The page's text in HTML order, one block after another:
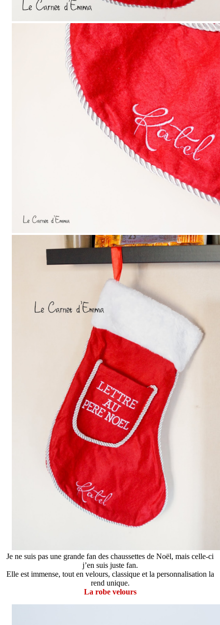
Je ne suis pas une grande fan des chaussettes de Noël, mais celle-ci
j’en suis juste fan.
Elle est immense, tout en velours, classique et la personnalisation la
rend unique.
La robe velours